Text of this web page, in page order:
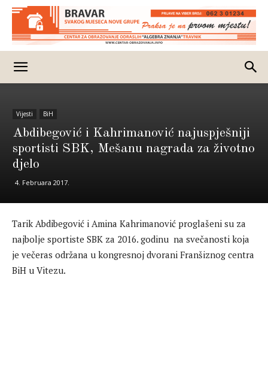
Vijesti BiH
Abdibegović i Kahrimanović najuspješniji
sportisti SBK, Mešanu nagrada za životno
djelo
4. Februara 2017.
Tarik Abdibegović i Amina Kahrimanović proglašeni su za
najbolje sportiste SBK za 2016. godinu na svečanosti koja
je večeras održana u kongresnoj dvorani Franšiznog centra
BiH u Vitezu.